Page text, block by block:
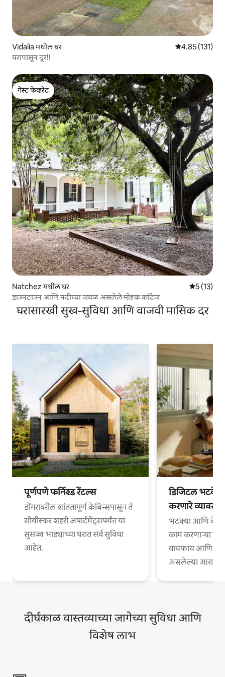
Vidalia मधील घर 5 पैकी 4.85
4.85 (131)
घरापासून दूर!!
गेस्ट फेव्हरेट
गेस्ट फेव्हरेट
Natchez मधील घर 5 पैकी 5
5 (13)
डाउनटाउन आणि नदीच्या जवळ असलेले मोहक कॉटेज
घरासारखी सुख-सुविधा आणि वाजवी मासिक दर
पूर्णपणे फर्निश्ड रेंटल्स
डोंगरावरील शांततापूर्ण केबिन्सपासून ते
सोयीस्कर शहरी अपार्टमेंट्सपर्यंत या
सुसज्ज भाड्याच्या घरात सर्व सुविधा
आहेत.
डिजिटल भटके
करणारे
भटक्या आणि
काम करणाऱ्या
वायफाय आणि
असलेल्या
दीर्घकाळ वास्तव्याच्या जागेच्या सुविधा आणि
विशेष लाभ